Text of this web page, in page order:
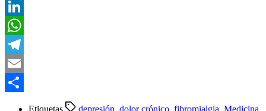
Twitter
LinkedIn
WhatsApp
Telegram
Email
Etiquetas depresión, dolor crónico, fibromialgia, Medicina,